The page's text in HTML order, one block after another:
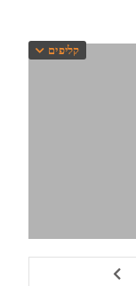
קליפים